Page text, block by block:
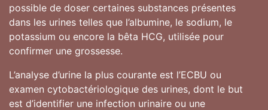
possible de doser certaines substances présentes
dans les urines telles que l’albumine, le sodium, le
potassium ou encore la bêta HCG, utilisée pour
confirmer une grossesse.
L’analyse d’urine la plus courante est l’ECBU ou
examen cytobactériologique des urines, dont le but
est d’identifier une infection urinaire ou une